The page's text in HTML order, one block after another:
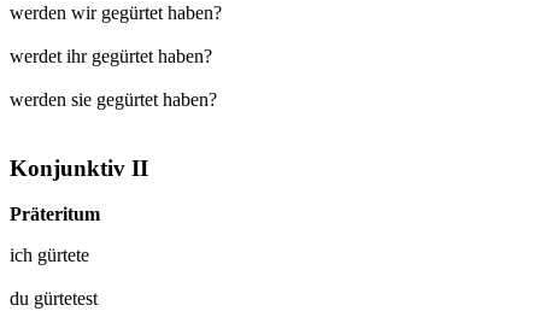
werden wir gegürtet haben?
werdet ihr gegürtet haben?
werden sie gegürtet haben?
Konjunktiv II
Präteritum
ich gürtete
du gürtetest